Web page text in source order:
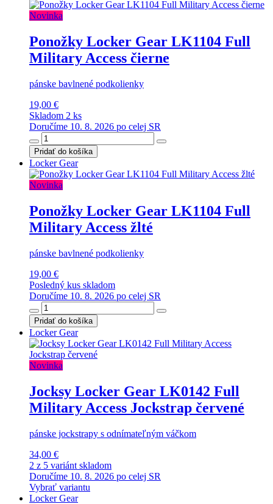
Novinka
Ponožky Locker Gear LK1104 Full
Military Access čierne
pánske bavlnené podkolienky
19,00 €
Skladom 2 ks
Doručíme 10. 8. 2026 po celej SR
Pridať do košíka
Locker Gear
Novinka
Ponožky Locker Gear LK1104 Full
Military Access žlté
pánske bavlnené podkolienky
19,00 €
Posledný kus skladom
Doručíme 10. 8. 2026 po celej SR
Pridať do košíka
Locker Gear
Novinka
Jocksy Locker Gear LK0142 Full
Military Access Jockstrap červené
pánske jockstrapy s odnímateľným váčkom
34,00 €
2 z 5 variánt skladom
Doručíme 10. 8. 2026 po celej SR
Vybrať variantu
Locker Gear